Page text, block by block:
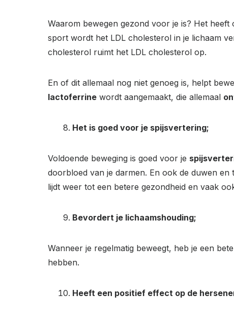
Waarom bewegen gezond voor je is? Het
sport wordt het LDL cholesterol in je lichaam
cholesterol ruimt het LDL cholesterol op.
En of dit allemaal nog niet genoeg is, helpt
lactoferrine wordt aangemaakt, die allemaal
Het is goed voor je spijsvertering;
Voldoende beweging is goed voor je
doorbloed van je darmen. En ook de duwen
lijdt weer tot een betere gezondheid en vaak
Bevordert je lichaamshouding;
Wanneer je regelmatig beweegt, heb je een
hebben.
Heeft een positief effect op de